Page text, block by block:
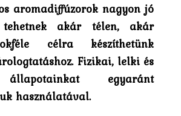
aromadiffúzorok nagyon jó
tehetnek akár télen, akár
célra készíthetünk
Fizikai, lelki és
egyaránt
használatával.